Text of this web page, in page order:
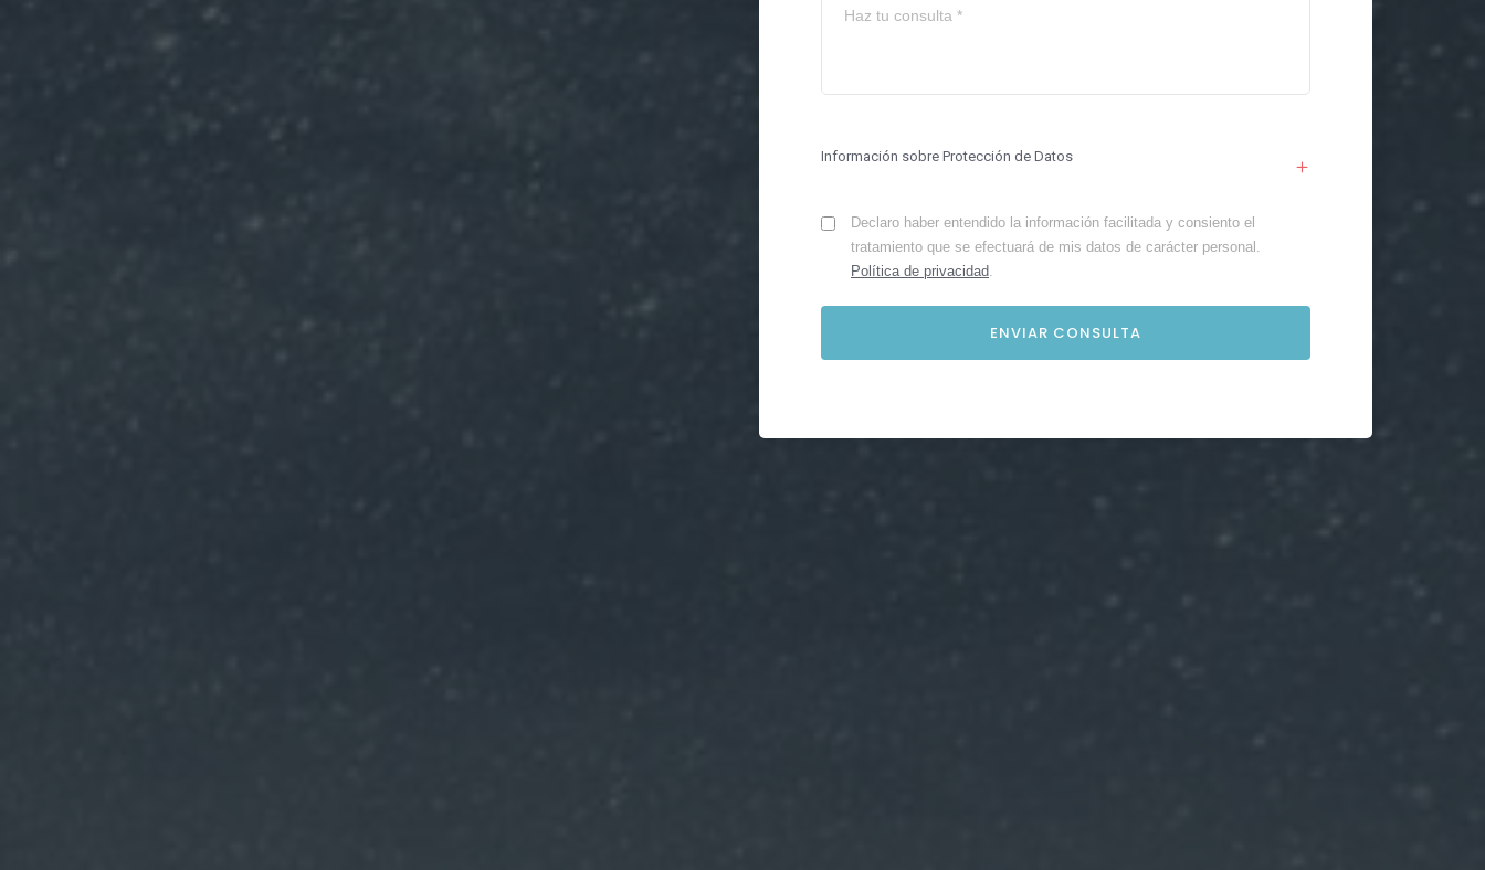
Información sobre Protección de Datos
Declaro haber entendido la información facilitada y consiento el
tratamiento que se efectuará de mis datos de carácter personal.
Política de privacidad.